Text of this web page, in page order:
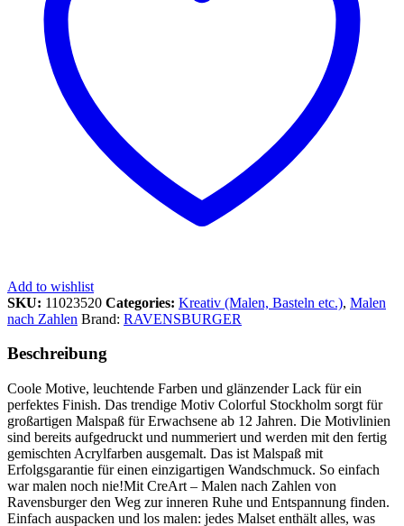
Add to wishlist
SKU: 11023520 Categories: Kreativ (Malen, Basteln etc.), Malen
nach Zahlen Brand: RAVENSBURGER
Beschreibung
Coole Motive, leuchtende Farben und glänzender Lack für ein
perfektes Finish. Das trendige Motiv Colorful Stockholm sorgt für
großartigen Malspaß für Erwachsene ab 12 Jahren. Die Motivlinien
sind bereits aufgedruckt und nummeriert und werden mit den fertig
gemischten Acrylfarben ausgemalt. Das ist Malspaß mit
Erfolgsgarantie für einen einzigartigen Wandschmuck. So einfach
war malen noch nie!Mit CreArt – Malen nach Zahlen von
Ravensburger den Weg zur inneren Ruhe und Entspannung finden.
Einfach auspacken und los malen: jedes Malset enthält alles, was